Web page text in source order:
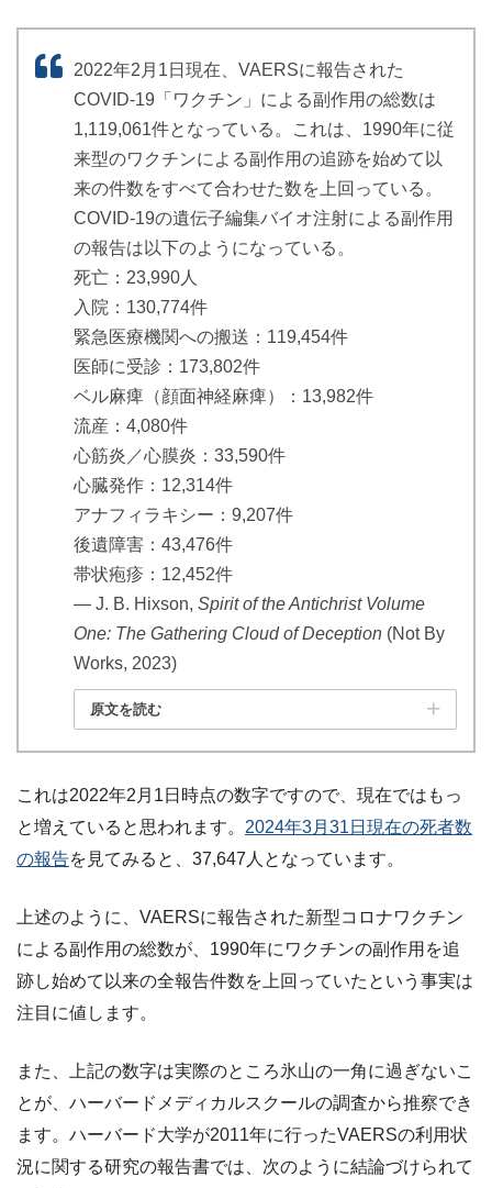
2022年2月1日現在、VAERSに報告された
COVID-19「ワクチン」による副作用の総数は
1,119,061件となっている。これは、1990年に従
来型のワクチンによる副作用の追跡を始めて以
来の件数をすべて合わせた数を上回っている。
COVID-19の遺伝子編集バイオ注射による副作用
の報告は以下のようになっている。
死亡：23,990人
入院：130,774件
緊急医療機関への搬送：119,454件
医師に受診：173,802件
ベル麻痺（顔面神経麻痺）：13,982件
流産：4,080件
心筋炎／心膜炎：33,590件
心臓発作：12,314件
アナフィラキシー：9,207件
後遺障害：43,476件
帯状疱疹：12,452件
― J. B. Hixson, Spirit of the Antichrist Volume
One: The Gathering Cloud of Deception (Not By
Works, 2023)
原文を読む
これは2022年2月1日時点の数字ですので、現在ではもっ
と増えていると思われます。 2024年3月31日現在の死者数
の報告を見てみると、37,647人となっています。
上述のように、VAERSに報告された新型コロナワクチン
による副作用の総数が、1990年にワクチンの副作用を追
跡し始めて以来の全報告件数を上回っていたという事実は
注目に値します。
また、上記の数字は実際のところ氷山の一角に過ぎないこ
とが、ハーバードメディカルスクールの調査から推察でき
ます。ハーバード大学が2011年に行ったVAERSの利用状
況に関する研究の報告書では、次のように結論づけられて